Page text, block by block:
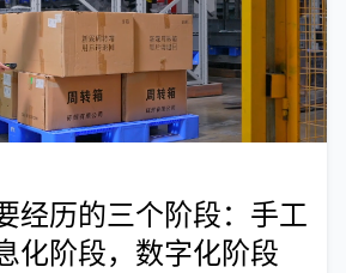
经历的三个阶段：手工
化阶段，数字化阶段